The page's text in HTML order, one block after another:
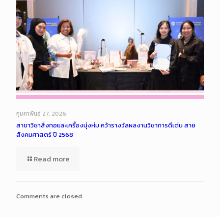
กุมภาพันธ์ 27, 2026
สาขาวิชาสิ่งทอและเครื่องนุ่งห่ม คว้ารางวัลผลงานวิชาการดีเด่น สาย
สังคมศาสตร์ ปี 2568
Read more
Comments are closed.